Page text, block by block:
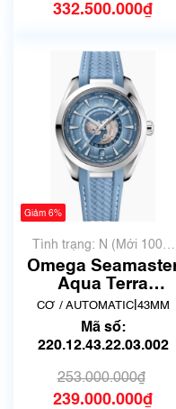
332.500.000₫
Giảm 6%
Tình trạng: N (Mới 100%
chưa qua sử dụng)
Omega Seamaster
Aqua Terra
220.12.43.22.03.002
CƠ / AUTOMATIC| 43MM
Mã số:
220.12.43.22.03.002
253.000.000₫
239.000.000₫